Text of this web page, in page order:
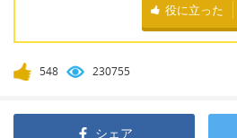
役に立った
548 230755
シェア